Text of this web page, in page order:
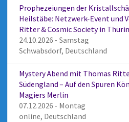
Prophezeiungen der
Heilstäbe: Netzwerk-Event und
Ritter & Cosmic Society in
24.10.2026 - Samstag
Schwabsdorf, Deutschland
Mystery Abend mit Thomas
Südengland – Auf den Spuren
Magiers Merlin
07.12.2026 - Montag
online, Deutschland